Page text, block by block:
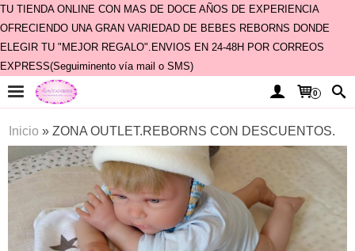
TU TIENDA ONLINE CON MAS DE DOCE AÑOS DE EXPERIENCIA
OFRECIENDO UNA GRAN VARIEDAD DE BEBES REBORNS DONDE
ELEGIR TU "MEJOR REGALO".ENVIOS EN 24-48H POR CORREOS
EXPRESS(Seguiminento vía mail o SMS)
0
Inicio » ZONA OUTLET.REBORNS CON DESCUENTOS.